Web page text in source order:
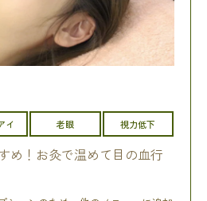
イ 老眼 視力低下
め！お灸で温めて目の血行